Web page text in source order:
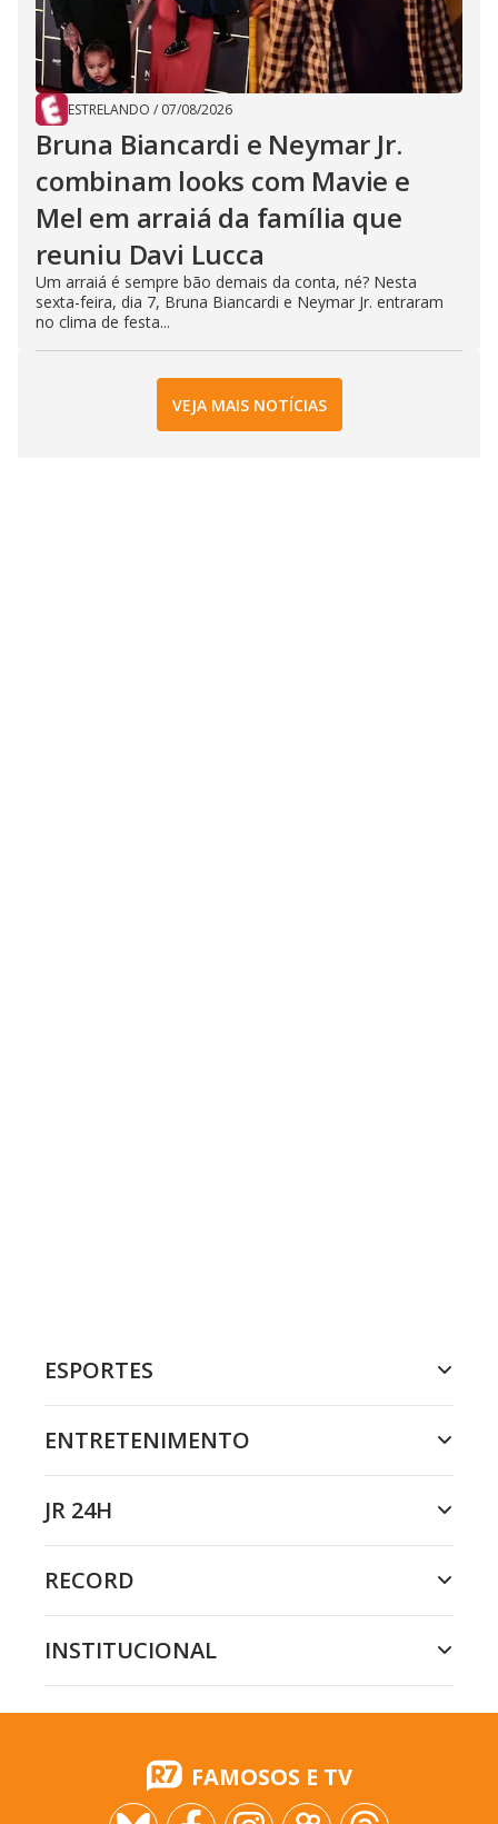
ESTRELANDO / 07/08/2026
Bruna Biancardi e Neymar Jr.
combinam looks com Mavie e
Mel em arraiá da família que
reuniu Davi Lucca
Um arraiá é sempre bão demais da conta, né? Nesta
sexta-feira, dia 7, Bruna Biancardi e Neymar Jr. entraram
no clima de festa...
VEJA MAIS NOTÍCIAS
ESPORTES
ENTRETENIMENTO
JR 24H
RECORD
INSTITUCIONAL
FAMOSOS E TV